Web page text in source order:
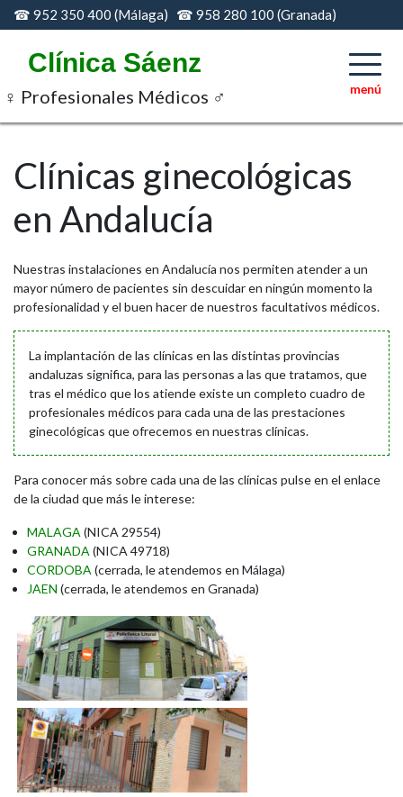
Skip
to
☎ 952 350 400 (Málaga) ☎ 958 280 100 (Granada)
Clínica Sáenz
♀ Profesionales Médicos ♂
Clínicas ginecológicas
en Andalucía
Nuestras instalaciones en Andalucía nos permiten atender a un
mayor número de pacientes sin descuidar en ningún momento la
profesionalidad y el buen hacer de nuestros facultativos médicos.
La implantación de las clínicas en las distintas provincias
andaluzas significa, para las personas a las que tratamos, que
tras el médico que los atiende existe un completo cuadro de
profesionales médicos para cada una de las prestaciones
ginecológicas que ofrecemos en nuestras clínicas.
Para conocer más sobre cada una de las clínicas pulse en el enlace
de la ciudad que más le interese:
MALAGA (NICA 29554)
GRANADA (NICA 49718)
CORDOBA (cerrada, le atendemos en Málaga)
JAEN (cerrada, le atendemos en Granada)